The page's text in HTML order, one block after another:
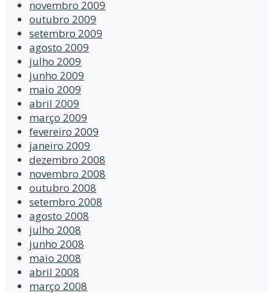
novembro 2009
outubro 2009
setembro 2009
agosto 2009
julho 2009
junho 2009
maio 2009
abril 2009
março 2009
fevereiro 2009
janeiro 2009
dezembro 2008
novembro 2008
outubro 2008
setembro 2008
agosto 2008
julho 2008
junho 2008
maio 2008
abril 2008
março 2008